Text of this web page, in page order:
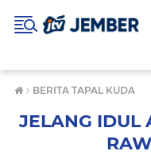
› BERITA TAPAL KUDA
JELANG IDUL